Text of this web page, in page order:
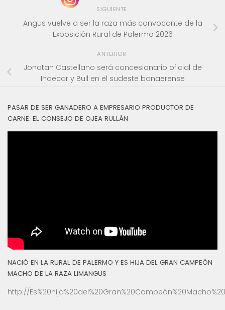
SIGUIENTE
Angus vuelve a ser la raza más convocante de la
Exposición Rural de Palermo 2026
ANTERIOR
Jonatan Castellano será concesionario oficial de
Indecar y Bull en el sudeste bonaerense
PASAR DE SER GANADERO A EMPRESARIO PRODUCTOR DE
CARNE: EL CONSEJO DE OJEA RULLÁN
NACIÓ EN LA RURAL DE PALERMO Y ES HIJA DEL GRAN CAMPEÓN
MACHO DE LA RAZA LIMANGUS
http://